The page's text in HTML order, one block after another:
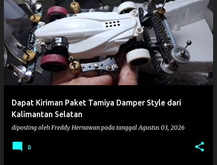
Dapat Kiriman Paket Tamiya Damper Style dari
Kalimantan Selatan
diposting oleh Freddy Hernawan pada tanggalAgustus 03, 2026
0